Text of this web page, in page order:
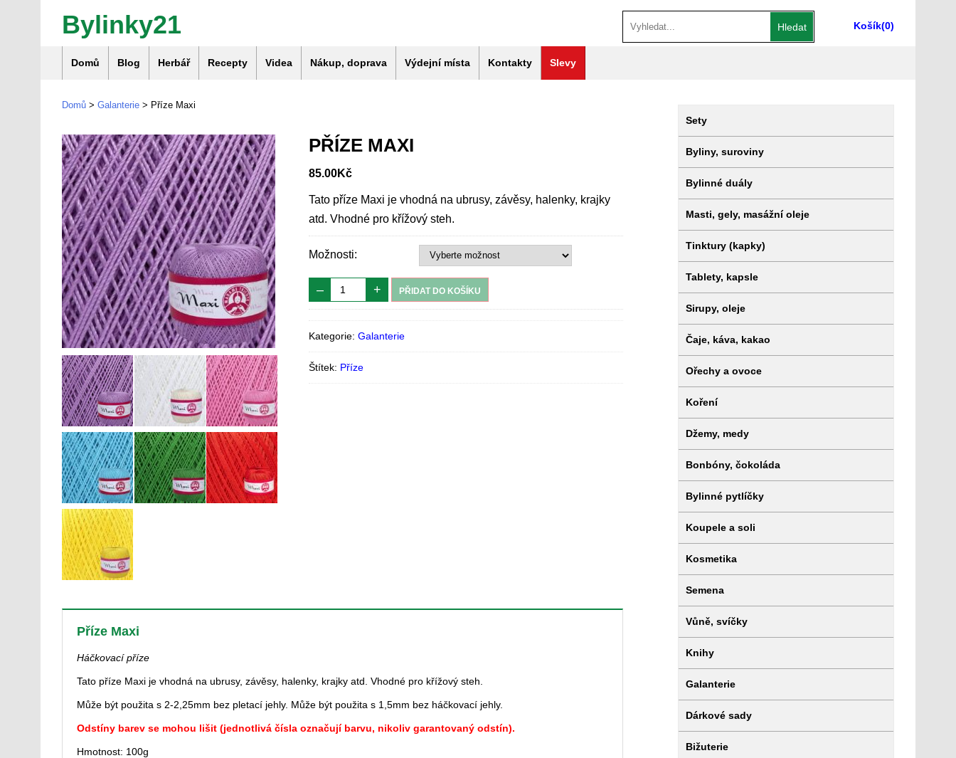
Bylinky21 Košík(0)
Hledat
Domů Blog Herbář Recepty Videa Nákup, doprava Výdejní místa Kontakty Slevy
Domů > Galanterie > Příze Maxi
PŘÍZE MAXI
85.00Kč
Tato příze Maxi je vhodná na ubrusy, závěsy, halenky, krajky
atd. Vhodné pro křížový steh.
Možnosti:
– + PŘIDAT DO KOŠÍKU
Kategorie:Galanterie
Štítek: Příze
Příze Maxi
Háčkovací příze
Tato příze Maxi je vhodná na ubrusy, závěsy, halenky, krajky atd. Vhodné pro křížový steh.
Může být použita s 2-2,25mm bez pletací jehly. Může být použita s 1,5mm bez háčkovací jehly.
Odstíny barev se mohou lišit (jednotlivá čísla označují barvu, nikoliv garantovaný odstín).
Hmotnost: 100g
Sety
Byliny, suroviny
Bylinné duály
Masti, gely, masážní oleje
Tinktury (kapky)
Tablety, kapsle
Sirupy, oleje
Čaje, káva, kakao
Ořechy a ovoce
Koření
Džemy, medy
Bonbóny, čokoláda
Bylinné pytlíčky
Koupele a soli
Kosmetika
Semena
Vůně, svíčky
Knihy
Galanterie
Dárkové sady
Bižuterie